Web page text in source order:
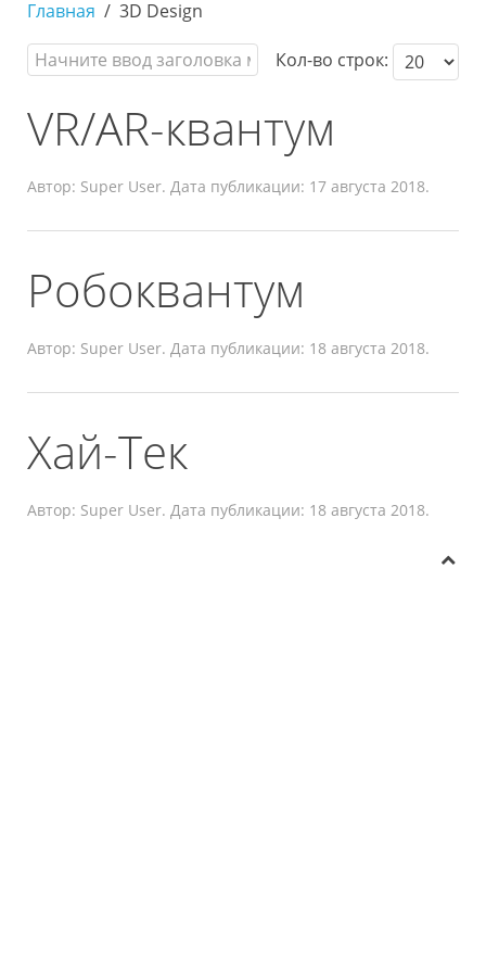
Главная 3D Design
Кол-во строк:
VR/AR-квантум
Автор: Super User. Дата публикации: 17 августа 2018.
Робоквантум
Автор: Super User. Дата публикации: 18 августа 2018.
Хай-Тек
Автор: Super User. Дата публикации: 18 августа 2018.